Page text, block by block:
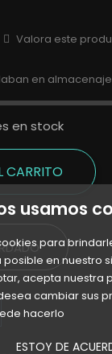
usamos
para
en nuestro
acepta nuestra
cambiar sus
hacerlo
ESTOY DE
Valora este
en
en stock
CARRITO